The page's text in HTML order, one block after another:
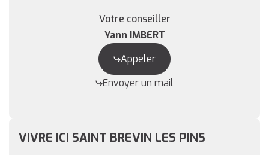
Votre conseiller
Yann IMBERT
Appeler
Envoyer un mail
VIVRE ICI SAINT BREVIN LES PINS